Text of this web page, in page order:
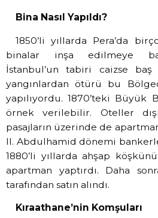
Bina Nasıl Yapıldı?
1850’li yıllarda Pera’da
binalar inşa edilmeye
İstanbul’un tabiri caizse baş
yangınlardan ötürü bu
yapılıyordu. 1870’teki Büyük
örnek verilebilir. Oteller
pasajların üzerinde de
II. Abdulhamid dönemi
1880’li yıllarda ahşap
apartman yaptırdı. Daha
tarafından satın alındı.
Kıraathane’nin Komşuları